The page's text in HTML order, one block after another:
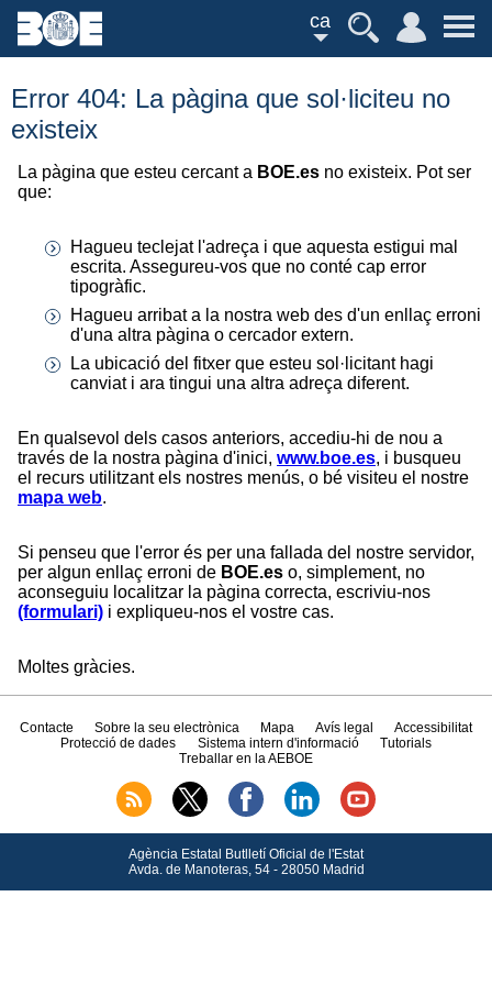
ca
Error 404: La pàgina que sol·liciteu no
existeix
La pàgina que esteu cercant a BOE.es no existeix. Pot ser
que:
Hagueu teclejat l'adreça i que aquesta estigui mal
escrita. Assegureu-vos que no conté cap error
tipogràfic.
Hagueu arribat a la nostra web des d'un enllaç erroni
d'una altra pàgina o cercador extern.
La ubicació del fitxer que esteu sol·licitant hagi
canviat i ara tingui una altra adreça diferent.
En qualsevol dels casos anteriors, accediu-hi de nou a
través de la nostra pàgina d'inici, www.boe.es, i busqueu
el recurs utilitzant els nostres menús, o bé visiteu el nostre
mapa web.
Si penseu que l'error és per una fallada del nostre servidor,
per algun enllaç erroni de BOE.es o, simplement, no
aconseguiu localitzar la pàgina correcta, escriviu-nos
(formulari) i expliqueu-nos el vostre cas.
Moltes gràcies.
Contacte Sobre la seu electrònica Mapa Avís legal
Accessibilitat
Protecció de dades
Sistema intern d'informació
Tutorials
Treballar en la AEBOE
Agència Estatal Butlletí Oficial de l'Estat
Avda.de Manoteras, 54 - 28050 Madrid